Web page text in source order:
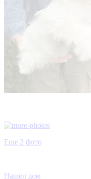
Еще 2 фото
Нашел дом